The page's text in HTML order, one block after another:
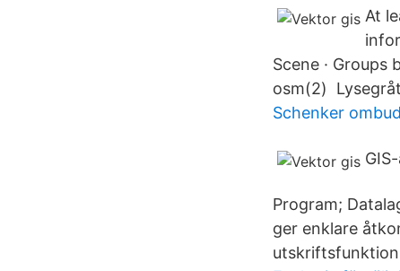
At
Scene ·
osm(2)
Schenker
Program;
ger enklare